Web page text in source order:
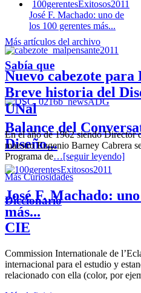
José F. Machado: uno de
los 100 gerentes más...
Nuevo cabezote para
Balance del
Diseño...
José F. Machado:
más...
Más artículos del archivo
Sabía que
Breve historia del
UNal
En el año de 1962 siendo Director
maestro Eugenio Barney Cabrera
Programa de…[seguir leyendo]
Más Curiosidades
Diccionario
CIE
Commission Internationale de
internacional para el estudio y
relacionado con ella (color, por